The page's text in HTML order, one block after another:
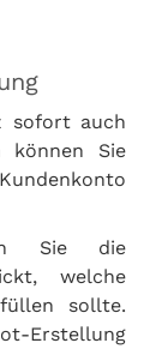
sofort auch
können Sie
Sie die
welche
sollte.
Erstellung